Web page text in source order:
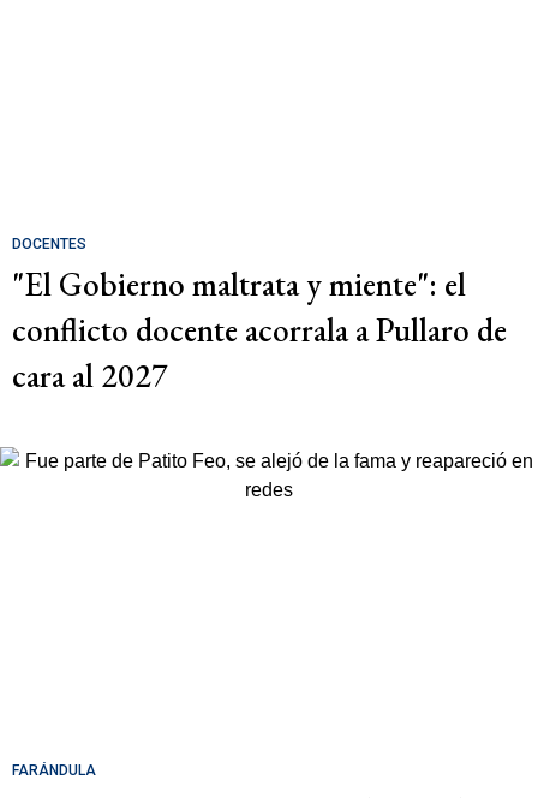
DOCENTES
"El Gobierno maltrata y miente": el
conflicto docente acorrala a Pullaro de
cara al 2027
FARÁNDULA